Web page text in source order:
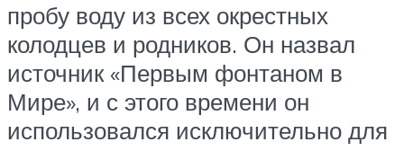
пробу воду из всех окрестных
колодцев и родников. Он назвал
источник «Первым фонтаном в
Мире», и с этого времени он
использовался исключительно для